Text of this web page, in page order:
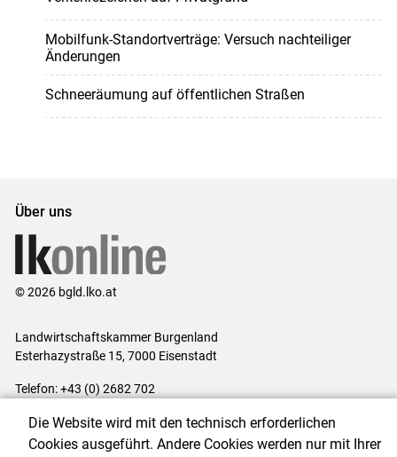
Mobilfunk-Standortverträge: Versuch nachteiliger
Änderungen
Schneeräumung auf öffentlichen Straßen
Über uns
© 2026 bgld.lko.at
Landwirtschaftskammer Burgenland
Esterhazystraße 15, 7000 Eisenstadt
Telefon: +43 (0) 2682 702
Impressum|Kontakt|Datenschutzerklärung|Barrierefreiheit|
Die Website wird mit den technisch erforderlichen
Cookies ausgeführt. Andere Cookies werden nur mit Ihrer